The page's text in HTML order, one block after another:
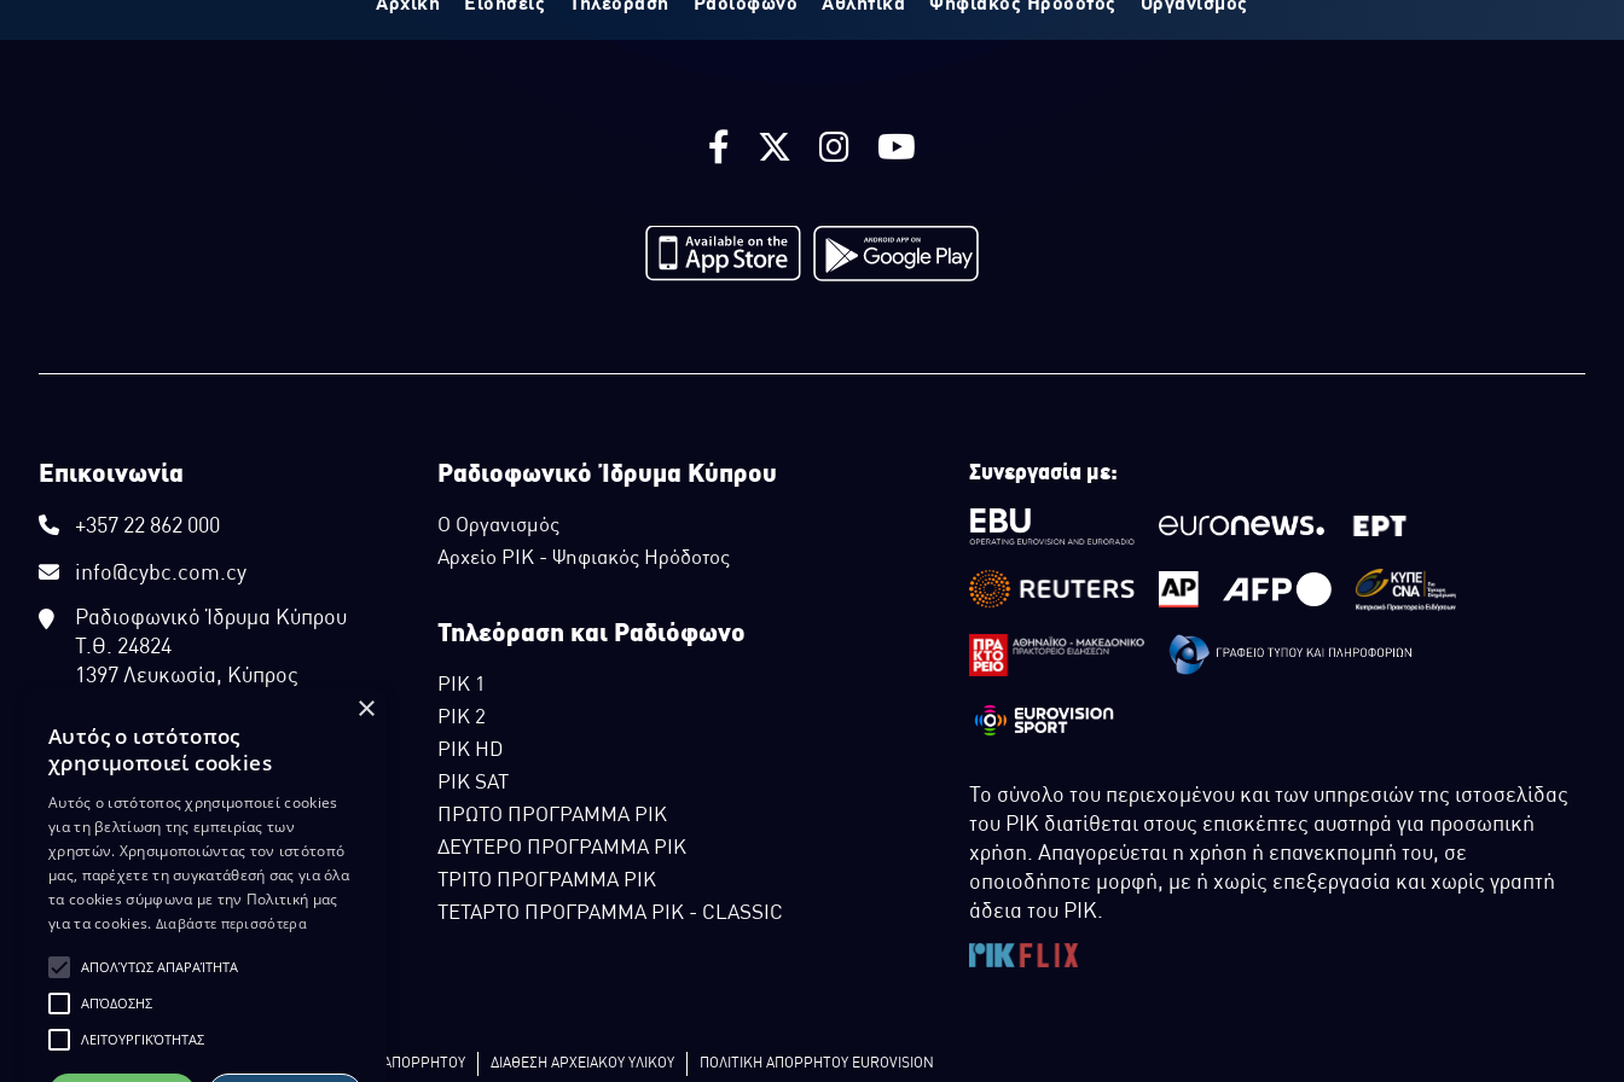
Αρχική Ειδήσεις Τηλεόραση Ραδιόφωνο Αθλητικά Ψηφιακός Ηρόδοτος Οργανισμός
Επικοινωνία
+357 22 862 000
info@cybc.com.cy
Ραδιοφωνικό Ίδρυμα Κύπρου
Τ.Θ. 24824
1397 Λευκωσία, Κύπρος
Ραδιοφωνικό Ίδρυμα Κύπρου
Ο Οργανισμός
Αρχείο ΡΙΚ - Ψηφιακός Ηρόδοτος
Τηλεόραση και Ραδιόφωνο
ΡΙΚ 1
ΡΙΚ 2
ΡΙΚ HD
ΡΙΚ SAT
ΠΡΩΤΟ ΠΡΟΓΡΑΜΜΑ ΡΙΚ
ΔΕΥΤΕΡΟ ΠΡΟΓΡΑΜΜΑ ΡΙΚ
ΤΡΙΤΟ ΠΡΟΓΡΑΜΜΑ ΡΙΚ
ΤΕΤΑΡΤΟ ΠΡΟΓΡΑΜΜΑ ΡΙΚ - CLASSIC
Συνεργασία με:
Το σύνολο του περιεχομένου και των υπηρεσιών της ιστοσελίδας
του ΡΙΚ διατίθεται στους επισκέπτες αυστηρά για προσωπική
χρήση. Απαγορεύεται η χρήση ή επανεκπομπή του, σε
οποιοδήποτε μορφή, με ή χωρίς επεξεργασία και χωρίς γραπτή
άδεια του ΡΙΚ.
ΠΟΛΙΤΙΚΗ ΑΠΟΡΡΗΤΟΥ ΔΙΑΘΕΣΗ ΑΡΧΕΙΑΚΟΥ ΥΛΙΚΟΥ ΠΟΛΙΤΙΚΗ ΑΠΟΡΡΗΤΟΥ EUROVISION
×
Αυτός ο ιστότοπος
χρησιμοποιεί cookies
Αυτός ο ιστότοπος χρησιμοποιεί cookies
για τη βελτίωση της εμπειρίας των
χρηστών. Χρησιμοποιώντας τον ιστότοπό
μας, παρέχετε τη συγκατάθεσή σας για όλα
τα cookies σύμφωνα με την Πολιτική μας
για τα cookies. Διαβάστε περισσότερα
ΑΠΟΛΎΤΩΣ ΑΠΑΡΑΊΤΗΤΑ
ΑΠΌΔΟΣΗΣ
ΛΕΙΤΟΥΡΓΙΚΌΤΗΤΑΣ